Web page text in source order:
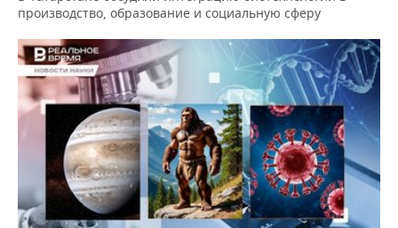
производство, образование и социальную сферу